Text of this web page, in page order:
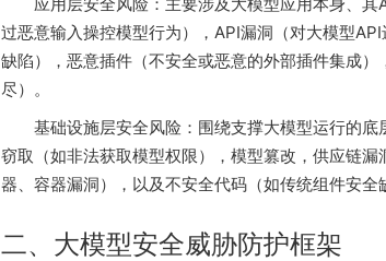
过恶意输入操控模型行为），API漏洞（对大模型
缺陷），恶意插件（不安全或恶意的外部插件集成
尽）。
基础设施层安全风险：围绕支撑大模型运行的
窃取（如非法获取模型权限），模型篡改，供应链
器、容器漏洞），以及不安全代码（如传统组件安全
二、大模型安全威胁防护框架